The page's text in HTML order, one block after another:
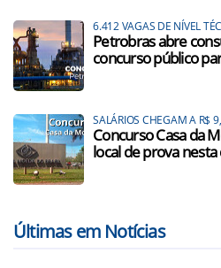
6.412 VAGAS DE NÍVEL
Petrobras abre
concurso público
SALÁRIOS CHEGAM A R$
Concurso Casa da
local de prova
Últimas em Notícias